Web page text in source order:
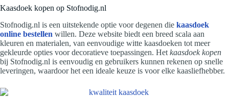
Kaasdoek kopen op Stofnodig.nl
Stofnodig.nl is een uitstekende optie voor degenen die kaasdoek
online bestellen willen. Deze website biedt een breed scala aan
kleuren en materialen, van eenvoudige witte kaasdoeken tot meer
gekleurde opties voor decoratieve toepassingen. Het kaasdoek kopen
bij Stofnodig.nl is eenvoudig en gebruikers kunnen rekenen op snelle
leveringen, waardoor het een ideale keuze is voor elke kaasliefhebber.